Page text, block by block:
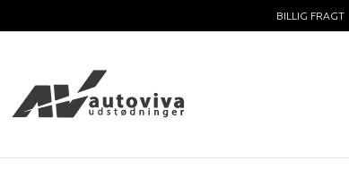
BILLIG FRAGT